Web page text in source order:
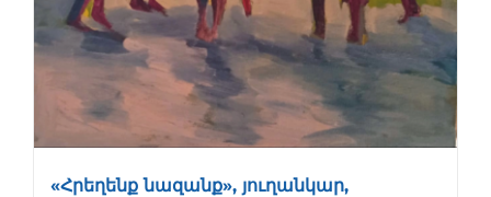
«Հրեղենք նազանք», յուղանկար,